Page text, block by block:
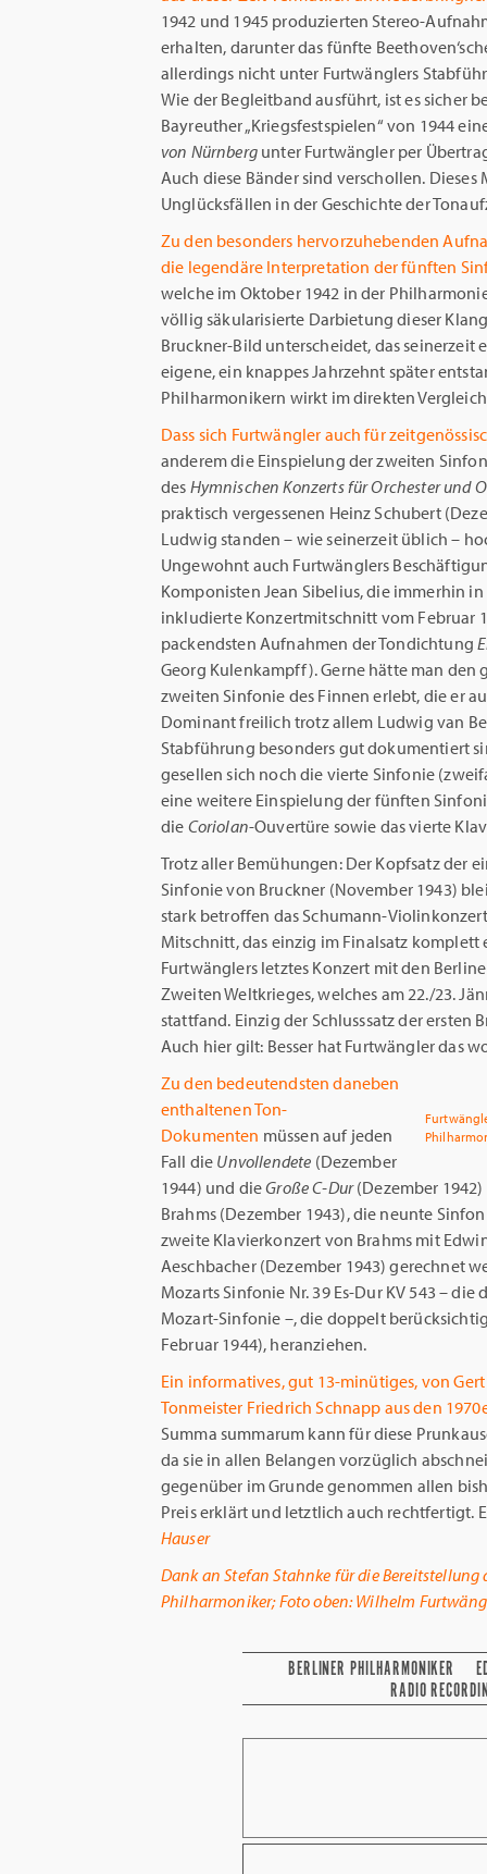
1942 und 1945 produzierten Stereo-
erhalten, darunter das fünfte
allerdings nicht unter Furtwänglers
Wie der Begleitband ausführt, ist es sicher
Bayreuther „Kriegsfestspielen“ von 1944
von Nürnbergunter Furtwängler per
Auch diese Bänder sind verschollen.
Unglücksfällen in der Geschichte der
Zu den besonders hervorzuhebenden
die legendäre Interpretation der fünften
welche im Oktober 1942 in der
völlig säkularisierte Darbietung dieser
Bruckner-Bild unterscheidet, das
eigene, ein knappes Jahrzehnt später
Philharmonikern wirkt im direkten
Dass sich Furtwängler auch für
anderem die Einspielung der zweiten
des Hymnischen Konzerts für Orchester und
praktisch vergessenen Heinz Schubert
Ludwig standen – wie seinerzeit üblich –
Ungewohnt auch Furtwänglers
Komponisten Jean Sibelius, die immerhin
inkludierte Konzertmitschnitt vom Februar
packendsten Aufnahmen der Tondichtung
Georg Kulenkampff). Gerne hätte man
zweiten Sinfonie des Finnen erlebt, die er
Dominant freilich trotz allem Ludwig van
Stabführung besonders gut dokumentiert
gesellen sich noch die vierte Sinfonie
eine weitere Einspielung der fünften
die Coriolan-Ouvertüre sowie das vierte
Trotz aller Bemühungen: Der Kopfsatz der
Sinfonie von Bruckner (November 1943)
stark betroffen das Schumann-
Mitschnitt, das einzig im Finalsatz
Furtwänglers letztes Konzert mit den
Zweiten Weltkrieges, welches am 22./23.
stattfand. Einzig der Schlusssatz der
Auch hier gilt: Besser hat Furtwängler das
Zu den bedeutendsten daneben
enthaltenen Ton-
Dokumenten müssen auf jeden
Fall die Unvollendete (Dezember
1944) und dieGroße C-Dur(Dezember
Brahms (Dezember 1943), die neunte
zweite Klavierkonzert von Brahms mit
Aeschbacher (Dezember 1943) gerechnet
Mozarts Sinfonie Nr. 39 Es-Dur KV 543 –
Mozart-Sinfonie –, die doppelt
Februar 1944), heranziehen.
Ein informatives, gut 13-minütiges, von
Tonmeister Friedrich Schnapp aus den
Summa summarum kann für diese
da sie in allen Belangen vorzüglich
gegenüber im Grunde genommen allen
Preis erklärt und letztlich auch rechtfertigt.
Hauser
Dank an Stefan Stahnke für die Bereitstellung
Philharmoniker; Foto oben: Wilhelm
BERLINER PHILHARMONIKER
RADIO